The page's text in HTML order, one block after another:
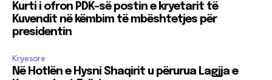
Kurti i ofron PDK-së postin e kryetarit të
Kuvendit në këmbim të mbështetjes për
presidentin
Kryesore
Në Hotlën e Hysni Shaqirit u përurua Lagjja e